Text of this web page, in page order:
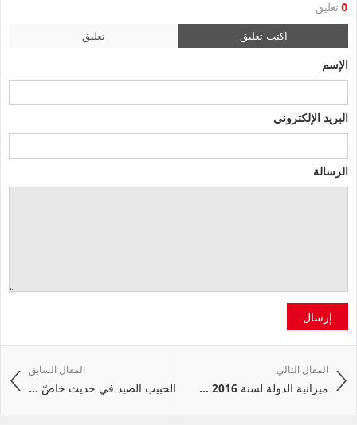
0 تعليق
اكتب تعليق تعليق
الإسم
البريد الإلكتروني
الرسالة
إرسال
المقال السابق
الحبيب الصيد في حديث خاصّ ...
المقال التالي
ميزانية الدولة لسنة 2016 ...